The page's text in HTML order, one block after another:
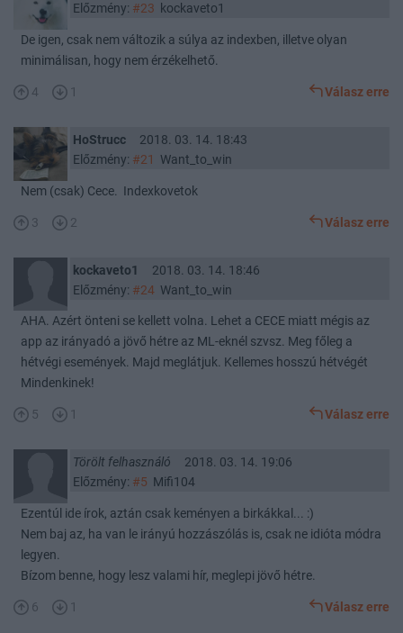
Előzmény: #23 kockaveto1
De igen, csak nem változik a súlya az indexben, illetve olyan
minimálisan, hogy nem érzékelhető.
4 1 Válasz erre
HoStrucc
2018. 03. 14. 18:43
Előzmény: #21 Want_to_win
Nem (csak) Cece. Indexkovetok
3 2 Válasz erre
kockaveto1
2018. 03. 14. 18:46
Előzmény: #24Want_to_win
AHA. Azért önteni se kellett volna. Lehet a CECE miatt mégis az
app az irányadó a jövő hétre az ML-eknél szvsz. Meg főleg a
hétvégi események. Majd meglátjuk. Kellemes hosszú hétvégét
Mindenkinek!
5 1 Válasz erre
Törölt felhasználó
2018. 03. 14. 19:06
Előzmény: #5 Mifi104
Ezentúl ide írok, aztán csak keményen a birkákkal... :)
Nem baj az, ha van le irányú hozzászólás is, csak ne idióta módra
legyen.
Bízom benne, hogy lesz valami hír, meglepi jövő hétre.
6 1 Válasz erre